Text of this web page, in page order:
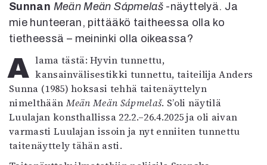
Info
Tilaus ja irtonumerot
Yhteistyössä
Toimitus
Mediatiedot
Kaltio ry
Sunnan Meän Meän Sápmelaš -näyttelyä. Ja
mie hunteeran, pittääkö taitheessa olla ko
tietheessä – meininki olla oikeassa?
Alama tästä: Hyvin tunnettu, kansainvälisestikki tunnettu, taiteilija Anders
Sunna (1985) hoksasi tehhä taitenäyttelyn
nimelthään Meän Meän Sápmelaš. S’oli näytilä
Luulajan konsthallissa 22.2.–26.4.2025 ja oli aivan
varmasti Luulajan issoin ja nyt enniiten tunnettu
taitenäyttely tähän asti.